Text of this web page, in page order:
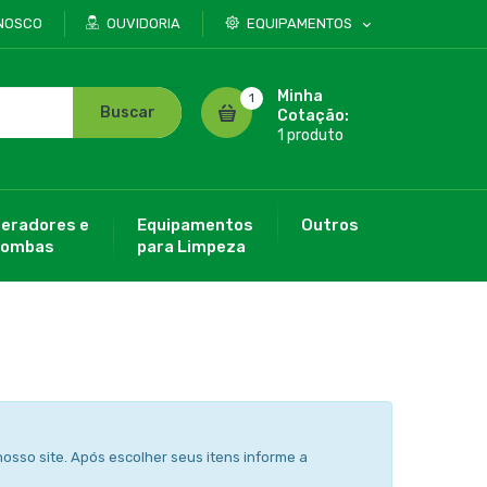
OUVIDORIA EQUIPAMENTOS
Buscar
1
Minha
Cotação:
1 produto
e
Equipamentos
para Limpeza
Outros
site. Após escolher seus itens informe a